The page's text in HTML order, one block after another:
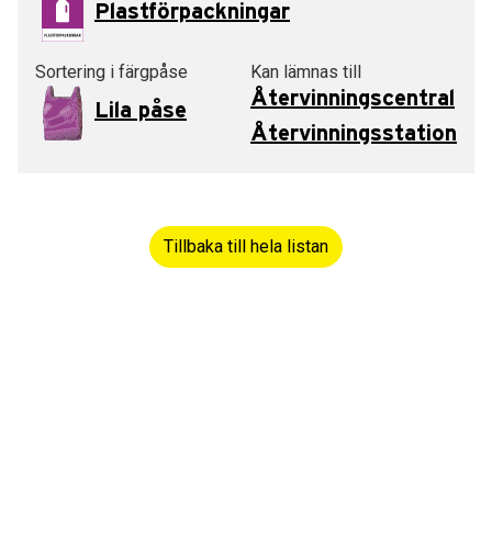
Plastförpackningar
Sortering i färgpåse
Lila påse
Kan lämnas till
Återvinningscentral
Återvinningsstation
Tillbaka till hela listan